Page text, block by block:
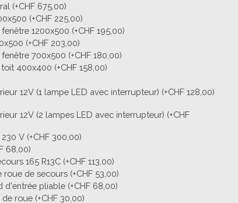
(+CHF 675,00)
(+CHF 225,00)
1200x500 (+CHF 195,00)
(+CHF 203,00)
700x500 (+CHF 180,00)
400x400 (+CHF 158,00)
12V (1 lampe LED avec interrupteur) (+CHF 128,00)
12V (2 lampes LED avec interrupteur) (+CHF
V (+CHF 300,00)
68,00)
165 R13C (+CHF 113,00)
de secours (+CHF 53,00)
d'entrée pliable (+CHF 68,00)
roue (+CHF 30,00)